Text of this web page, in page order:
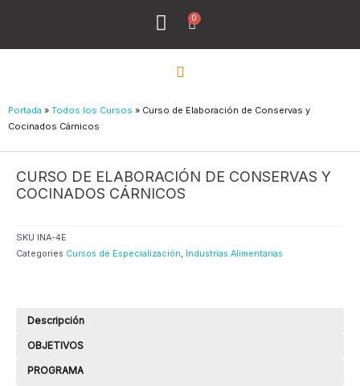
contenido
Menu
0
Cart
Portada » Todos los Cursos » Curso de Elaboración de Conservas y
Cocinados Cárnicos
CURSO DE ELABORACIÓN DE CONSERVAS Y
COCINADOS CÁRNICOS
SKU
INA-4E
Categories Cursos de Especialización, Industrias Alimentarias
Descripción
OBJETIVOS
PROGRAMA